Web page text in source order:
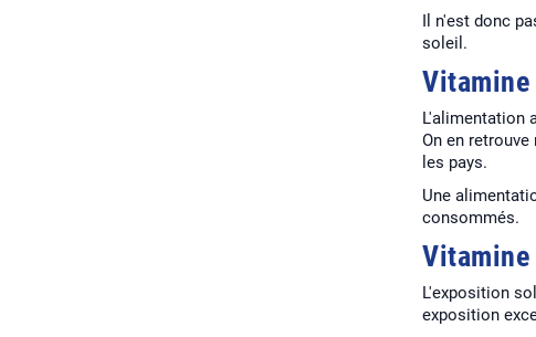
Il n'est donc
soleil.
L'alimentation
On en
les pays.
Une
consommés.
Vitamine
L'exposition
exposition